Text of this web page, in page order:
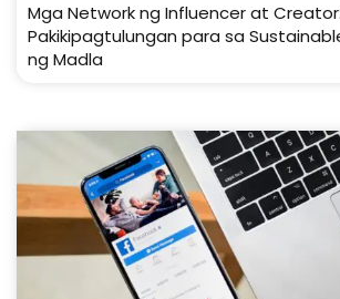
Mga Network ng Influencer at Creator:
Pakikipagtulungan para sa
ng Madla